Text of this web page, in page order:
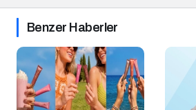
Benzer Haberler